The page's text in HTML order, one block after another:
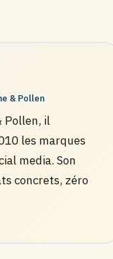
& Pollen
Pollen, il
les marques
media. Son
concrets, zéro